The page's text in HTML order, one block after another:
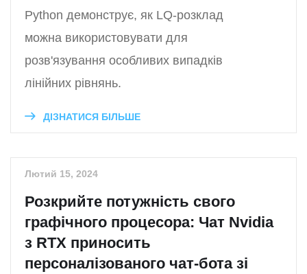
Python демонструє, як LQ-розклад
можна використовувати для
розв'язування особливих випадків
лінійних рівнянь.
ДІЗНАТИСЯ БІЛЬШЕ
Лютий 15, 2024
Розкрийте потужність свого
графічного процесора: Чат Nvidia
з RTX приносить
персоналізованого чат-бота зі